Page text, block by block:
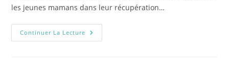
les jeunes mamans dans leur récupération…
Continuer La Lecture